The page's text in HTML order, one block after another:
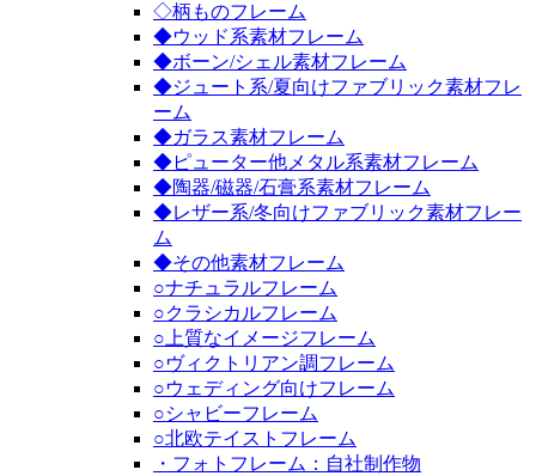
◇柄ものフレーム
◆ウッド系素材フレーム
◆ボーン/シェル素材フレーム
◆ジュート系/夏向けファブリック素材フレ
ーム
◆ガラス素材フレーム
◆ピューター他メタル系素材フレーム
◆陶器/磁器/石膏系素材フレーム
◆レザー系/冬向けファブリック素材フレー
ム
◆その他素材フレーム
○ナチュラルフレーム
○クラシカルフレーム
○上質なイメージフレーム
○ヴィクトリアン調フレーム
○ウェディング向けフレーム
○シャビーフレーム
○北欧テイストフレーム
・フォトフレーム：自社制作物